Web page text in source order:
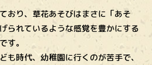
おり、草花あそびはまさに「あそ
られているような感覚を豊かにする
す。
も時代、幼稚園に行くのが苦手で、